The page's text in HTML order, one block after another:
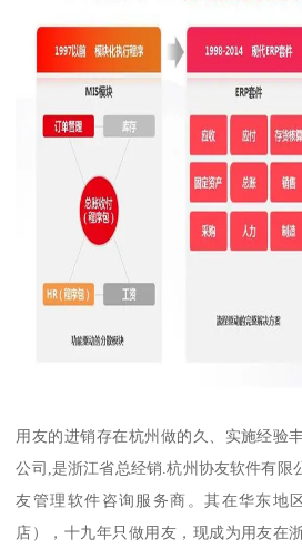
用友的进销存在杭州做的久、实施经验
公司,是浙江省总经销.杭州协友软件有限
友管理软件咨询服务商。其在华东地
店），十九年只做用友，现成为用友在